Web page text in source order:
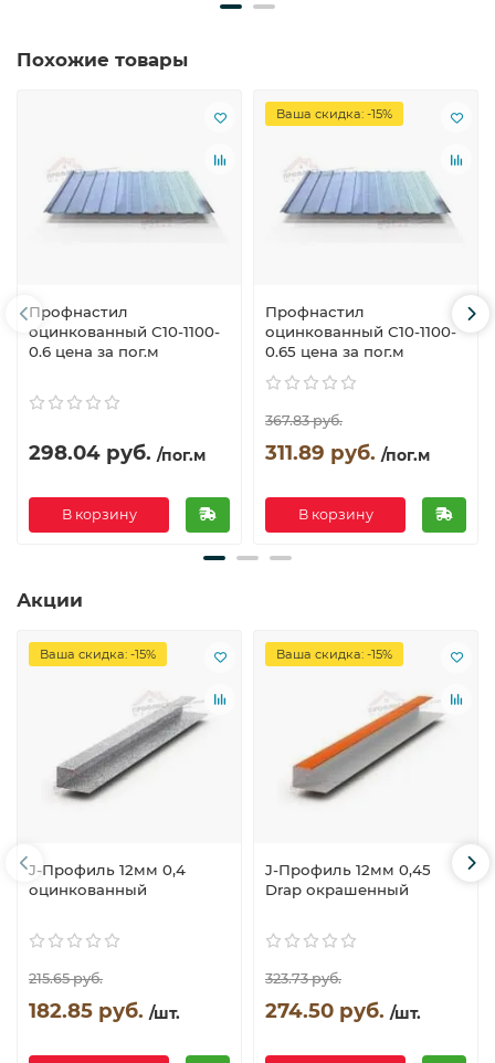
Похожие товары
Профнастил
оцинкованный С10-1100-
0.6 цена за пог.м
298.04 руб. /пог.м
В корзину
Ваша скидка: -15%
Профнастил
оцинкованный С10-1100-
0.65 цена за пог.м
367.83 руб.
311.89 руб. /пог.м
В корзину
Акции
Ваша скидка: -15%
J-Профиль 12мм 0,4
оцинкованный
215.65 руб.
182.85 руб. /шт.
Ваша скидка: -15%
J-Профиль 12мм 0,45
Drap окрашенный
323.73 руб.
274.50 руб. /шт.